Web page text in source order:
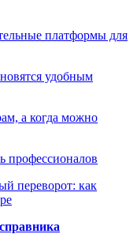
платформы для
удобным
а когда можно
профессионалов
переворот: как